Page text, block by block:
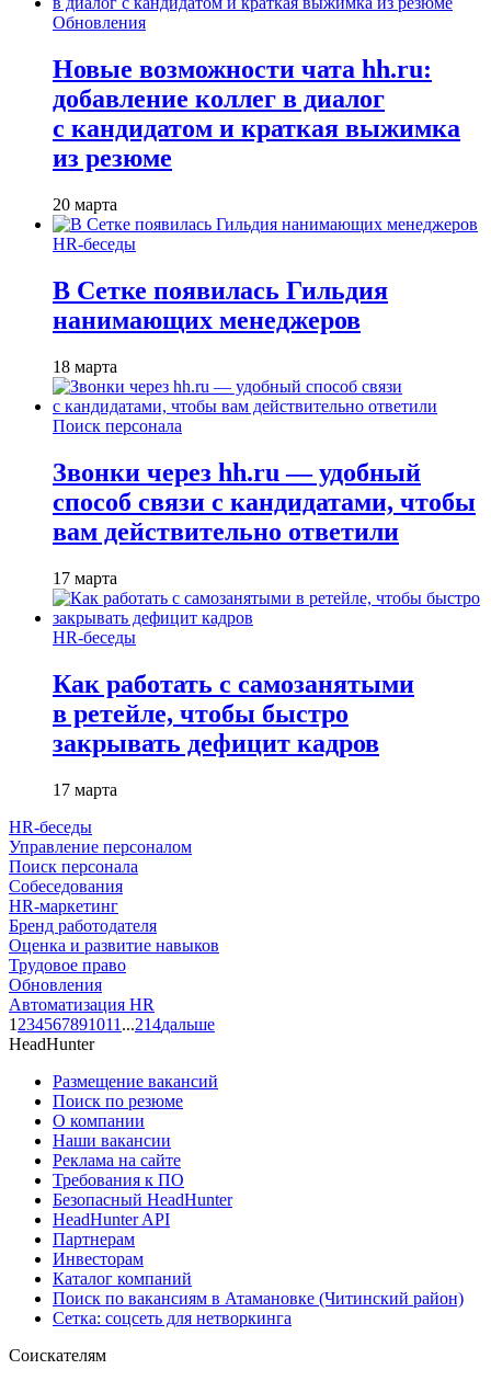
Обновления
Новые возможности чата hh.ru:
добавление коллег в диалог
с кандидатом и краткая выжимка
из резюме
20 марта
HR-беседы
В Сетке появилась Гильдия
нанимающих менеджеров
18 марта
Поиск персонала
Звонки через hh.ru — удобный
способ связи с кандидатами, чтобы
вам действительно ответили
17 марта
HR-беседы
Как работать с самозанятыми
в ретейле, чтобы быстро
закрывать дефицит кадров
17 марта
HR-беседы
Управление персоналом
Поиск персонала
Собеседования
HR-маркетинг
Бренд работодателя
Оценка и развитие навыков
Трудовое право
Обновления
Автоматизация HR
1 234567891011 ...214дальше
HeadHunter
Размещение вакансий
Поиск по резюме
О компании
Наши вакансии
Реклама на сайте
Требования к ПО
Безопасный HeadHunter
HeadHunter API
Партнерам
Инвесторам
Каталог компаний
Поиск по вакансиям в Атамановке (Читинский район)
Сетка: соцсеть для нетворкинга
Соискателям